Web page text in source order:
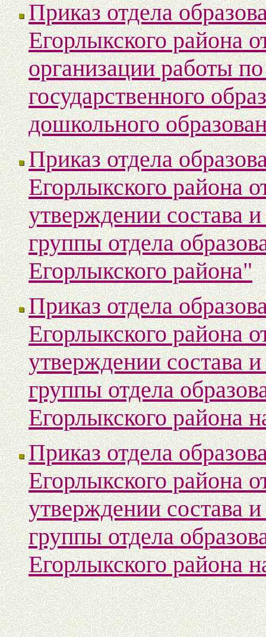
Приказ отдела
Егорлыкского района
организации работы
государственного
дошкольного
Приказ отдела
Егорлыкского района
утверждении состава
группы отдела
Егорлыкского района"
Приказ отдела
Егорлыкского района
утверждении состава
группы отдела
Егорлыкского района
Приказ отдела
Егорлыкского района
утверждении состава
группы отдела
Егорлыкского района